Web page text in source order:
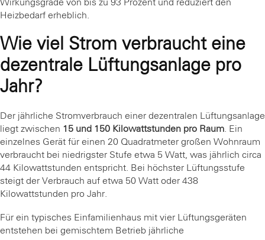
Wirkungsgrade von bis zu 93 Prozent und reduziert den
Heizbedarf erheblich.
Wie viel Strom verbraucht eine
dezentrale Lüftungsanlage pro
Jahr?
Der jährliche Stromverbrauch einer dezentralen Lüftungsanlage
liegt zwischen 15 und 150 Kilowattstunden pro Raum. Ein
einzelnes Gerät für einen 20 Quadratmeter großen Wohnraum
verbraucht bei niedrigster Stufe etwa 5 Watt, was jährlich circa
44 Kilowattstunden entspricht. Bei höchster Lüftungsstufe
steigt der Verbrauch auf etwa 50 Watt oder 438
Kilowattstunden pro Jahr.
Für ein typisches Einfamilienhaus mit vier Lüftungsgeräten
entstehen bei gemischtem Betrieb jährliche